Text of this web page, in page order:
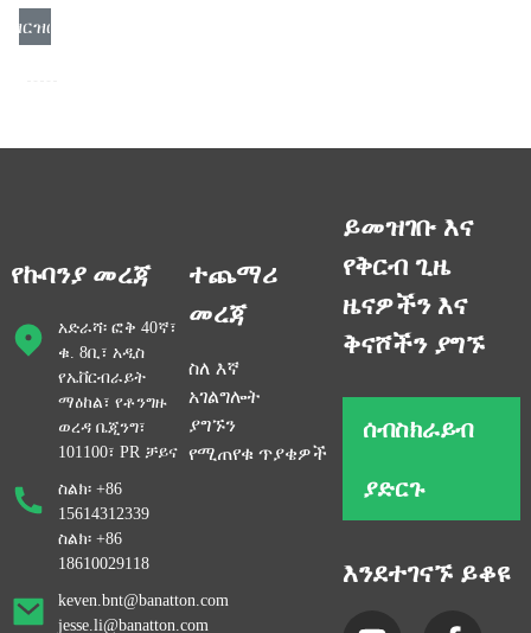
ዝርዝር
የኩባንያ መረጃ
አድራሻ፡ ፎቅ 40ኛ፣
ቁ. 8ቢ፣ አዲስ
የኤቨርብራይት
ማዕከል፣ የቶንግዙ
ወረዳ ቤጂንግ፣
101100፣ PR ቻይና
ስልክ፡ +86
15614312339
ስልክ፡ +86
18610029118
keven.bnt@banatton.com
jesse.li@banatton.com
ተጨማሪ
መረጃ
ስለ እኛ
አገልግሎት
ያግኙን
የሚጠየቁ ጥያቄዎች
ይመዝገቡ እና
የቅርብ ጊዜ
ዜናዎችን እና
ቅናሾችን ያግኙ
ሰብስክራይብ
ያድርጉ
እንደተገናኙ ይቆዩ